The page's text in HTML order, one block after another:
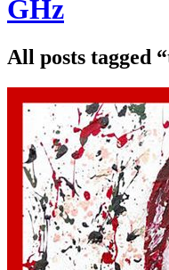
GHz
All posts tagged “